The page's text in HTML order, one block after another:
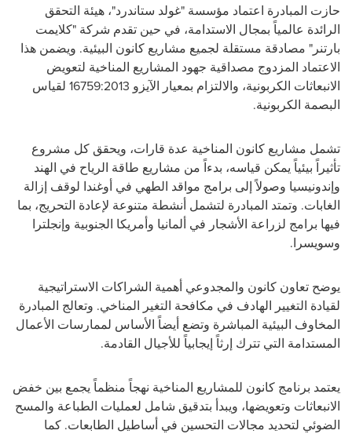
حازت المبادرة اعتماد مؤسسة "غولد ستاندرد"، هيئة التحقق
الرائدة عالمياً بمجال الاستدامة، في حين تقدم شركة "كلايمت
بارتنر" مصادقة مستقلة لجميع مشاريع كانون البيئية. ويضمن هذا
الاعتماد المزدوج مصداقية جهود المشاريع المناخية لتعويض
الانبعاثات الكربونية، والالتزام بمعيار الآيزو 16759:2013 لقياس
البصمة الكربونية.
تشمل مشاريع كانون المناخية عدة قارات، ويحقق كل مشروع
تأثيراً بيئياً يمكن قياسه، بدءاً من مشاريع طاقة الرياح في الهند
وإندونيسيا وصولاً إلى برامج مواقد الطهي في أوغندا لوقف إزالة
الغابات. وتمتد المبادرة لتشمل أنشطة متنوعة لإعادة التحريج، بما
فيها برامج لزراعة الأشجار في ألمانيا وأمريكا الجنوبية وإنجلترا
وسويسرا.
يوضح تعاون كانون والمجدوعي أهمية الشراكات الاستراتيجية
لقيادة التغيير الهادف في مكافحة التغير المناخي. وتعالج المبادرة
المخاوف البيئية المباشرة وتضع أيضاً الأساس لممارسات الأعمال
المستدامة التي تترك إرثاً إيجابياً للأجيال القادمة.
يعتمد برنامج كانون للمشاريع المناخية نهجاً منظماً يجمع بين خفض
الانبعاثات وتعويضها، ويبدأ بتدقيق شامل لعمليات الطباعة والمسح
الضوئي لتحديد مجالات التحسين في أساطيل الطابعات. كما